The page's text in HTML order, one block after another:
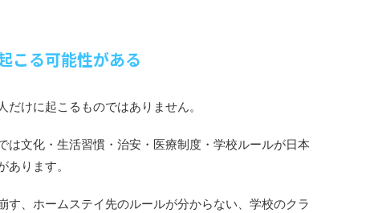
こる可能性がある
けに起こるものではありません。
は文化・生活習慣・治安・医療制度・学校ルールが日本
ります。
す、ホームステイ先のルールが分からない、学校のクラ